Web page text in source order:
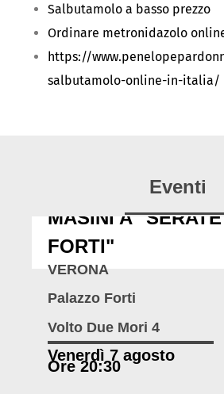
Salbutamolo a basso prezzo
Ordinare metronidazolo
https://
salbutamolo-online-in-italia/
Eventi
MASINI A "SERATE
FORTI"
VERONA
Palazzo Forti
Volto Due Mori 4
Venerdì 7 agosto
Ore 20:30